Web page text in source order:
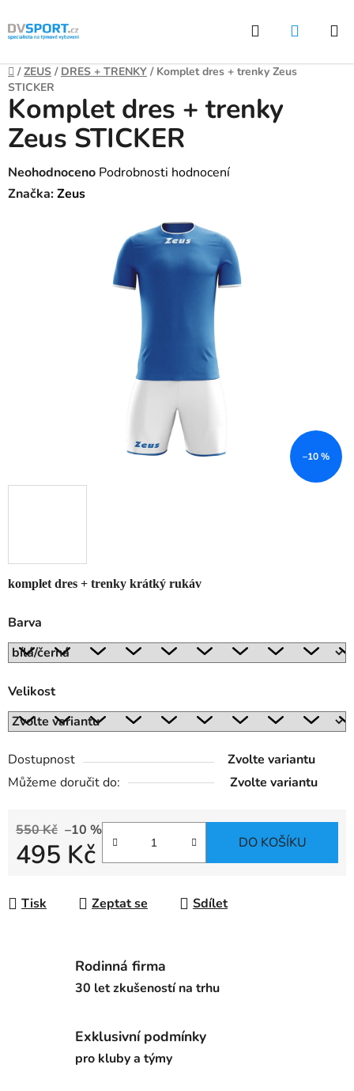
Přejít
na
Hledat
Domů
/ ZEUS / DRES + TRENKY / Komplet dres + trenky Zeus
STICKER
komplet dres + trenky krátký rukáv
Barva
Velikost
Dostupnost
Zvolte variantu
Můžeme doručit do:
Zvolte variantu
550 Kč –10 %
495 Kč DO KOŠÍKU
Tisk Zeptat se Sdílet
Komplet dres + trenky
Zeus STICKER
Průměrné
hodnocení
Neohodnoceno Podrobnosti hodnocení
Značka:Zeus
–10 %
Rodinná firma
30 let zkušeností na trhu
Exklusivní podmínky
pro kluby a týmy